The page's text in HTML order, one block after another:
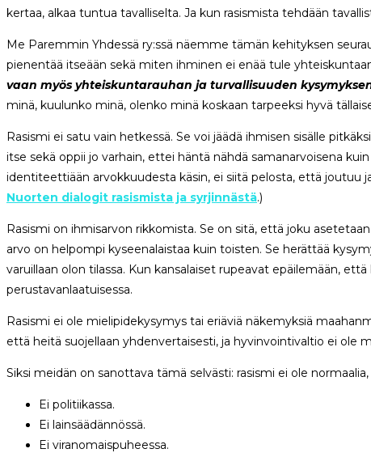
kertaa, alkaa tuntua tavalliselta. Ja kun rasismista tehdään
Me Paremmin Yhdessä ry:ssä näemme tämän kehityksen
pienentää itseään sekä miten ihminen ei enää tule
vaan myös yhteiskuntarauhan ja turvallisuuden
minä, kuulunko minä, olenko minä koskaan tarpeeksi hyvä
Rasismi ei satu vain hetkessä. Se voi jäädä ihmisen sisälle
itse sekä oppii jo varhain, ettei häntä nähdä samanarvoisena
identiteettiään arvokkuudesta käsin, ei siitä pelosta, että
Nuorten dialogit rasismista ja syrjinnästä.)
Rasismi on ihmisarvon rikkomista. Se on sitä, että joku
arvo on helpompi kyseenalaistaa kuin toisten. Se herättää
varuillaan olon tilassa. Kun kansalaiset rupeavat epäilemään,
perustavanlaatuisessa.
Rasismi ei ole mielipidekysymys tai eriäviä näkemyksiä
että heitä suojellaan yhdenvertaisesti, ja hyvinvointivaltio ei ole
Siksi meidän on sanottava tämä selvästi: rasismi ei ole
Ei politiikassa.
Ei lainsäädännössä.
Ei viranomaispuheessa.